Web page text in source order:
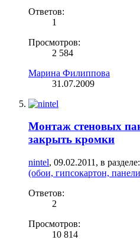
Ответов:
1
Просмотров:
2 584
Марина Филиппова
31.07.2009
Монтаж стеновых
закрыть кромки
nintel, 09.02.2011 , в разделе:
(обои, гипсокартон,
Ответов:
2
Просмотров:
10 814